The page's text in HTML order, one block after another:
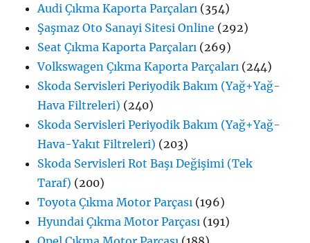
Audi Çıkma Kaporta Parçaları (354)
Şaşmaz Oto Sanayi Sitesi Online (292)
Seat Çıkma Kaporta Parçaları (269)
Volkswagen Çıkma Kaporta Parçaları (244)
Skoda Servisleri Periyodik Bakım (Yağ+Yağ-
Hava Filtreleri) (240)
Skoda Servisleri Periyodik Bakım (Yağ+Yağ-
Hava-Yakıt Filtreleri) (203)
Skoda Servisleri Rot Başı Değişimi (Tek
Taraf) (200)
Toyota Çıkma Motor Parçası (196)
Hyundai Çıkma Motor Parçası (191)